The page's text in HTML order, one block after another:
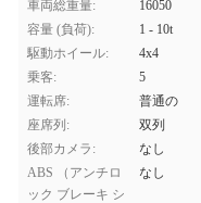
車両総重量:
16050
容量 (負荷):
1 - 10t
駆動ホイール:
4x4
乗客:
5
運転席:
普通の
座席列:
双列
後部カメラ:
なし
ABS （アンチロ
ック ブレーキ シ
なし